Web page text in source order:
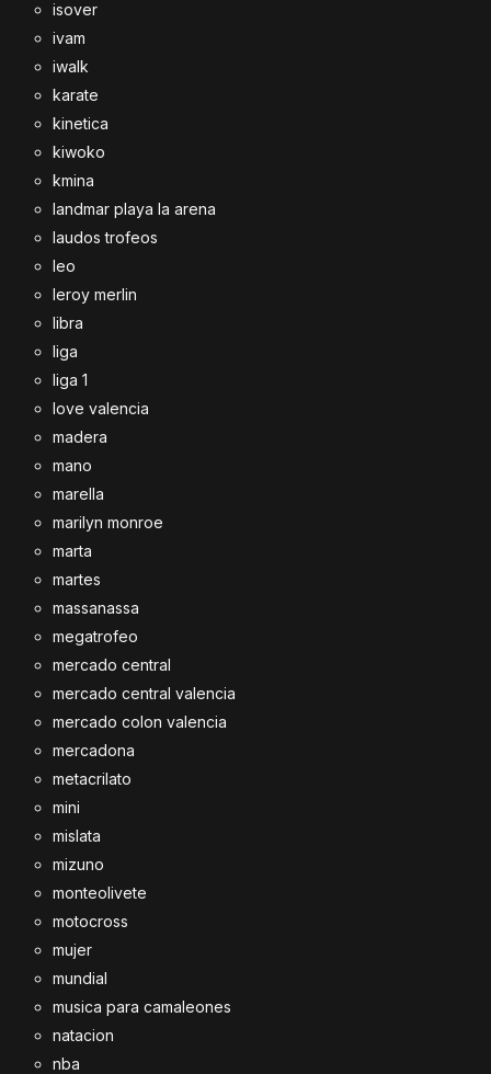
isover
ivam
iwalk
karate
kinetica
kiwoko
kmina
landmar playa la arena
laudos trofeos
leo
leroy merlin
libra
liga
liga 1
love valencia
madera
mano
marella
marilyn monroe
marta
martes
massanassa
megatrofeo
mercado central
mercado central valencia
mercado colon valencia
mercadona
metacrilato
mini
mislata
mizuno
monteolivete
motocross
mujer
mundial
musica para camaleones
natacion
nba